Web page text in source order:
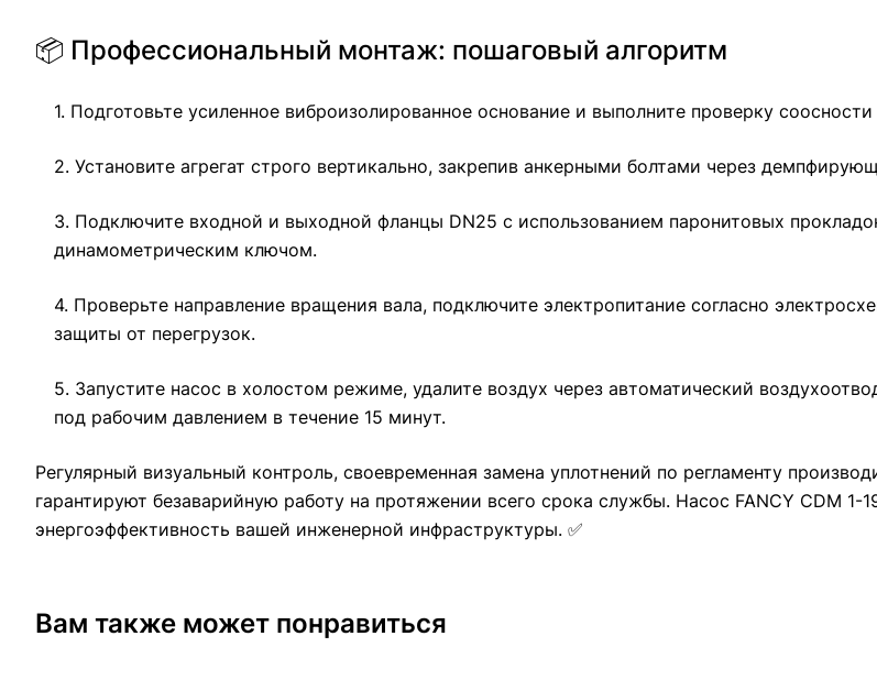
📦 Профессиональный монтаж: пошаговый алгоритм
1. Подготовьте усиленное виброизолированное основание и выполните проверку
2. Установите агрегат строго вертикально, закрепив анкерными болтами через
3. Подключите входной и выходной фланцы DN25 с использованием паронитовых
динамометрическим ключом.
4. Проверьте направление вращения вала, подключите электропитание согласно
защиты от перегрузок.
5. Запустите насос в холостом режиме, удалите воздух через автоматический
под рабочим давлением в течение 15 минут.
Регулярный визуальный контроль, своевременная замена уплотнений по регламенту
гарантируют безаварийную работу на протяжении всего срока службы. Насос FANCY CDM
энергоэффективность вашей инженерной инфраструктуры. ✅
Вам также может понравиться